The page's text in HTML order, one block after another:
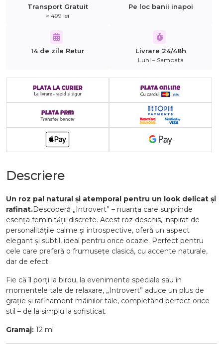
Transport Gratuit
> 499 lei
Pe loc banii inapoi
14 de zile Retur Livrare 24/48h
Luni – Sambata
Descriere
Un roz pal natural și atemporal pentru un look delicat și
rafinat.Descoperă „Introvert” – nuanța care surprinde
esența feminității discrete. Acest roz deschis, inspirat de
personalitățile calme și introspective, oferă un aspect
elegant și subtil, ideal pentru orice ocazie. Perfect pentru
cele care preferă o frumusețe clasică, cu accente naturale,
dar de efect.
Fie că îl porți la birou, la evenimente speciale sau în
momentele tale de relaxare, „Introvert” aduce un plus de
grație și rafinament mâinilor tale, completând perfect orice
stil – de la simplu la sofisticat.
Gramaj: 12 ml